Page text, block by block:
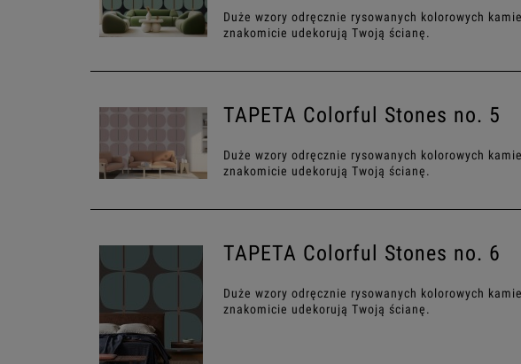
Duże wzory odręcznie rysowanych kolorowych
znakomicie udekorują Twoją ścianę.
TAPETA Colorful Stones no. 5
Duże wzory odręcznie rysowanych kolorowych
znakomicie udekorują Twoją ścianę.
TAPETA Colorful Stones no. 6
Duże wzory odręcznie rysowanych kolorowych
znakomicie udekorują Twoją ścianę.